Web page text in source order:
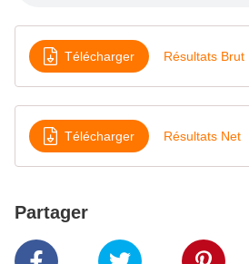
Télécharger Résultats Brut
Télécharger Résultats Net
Partager